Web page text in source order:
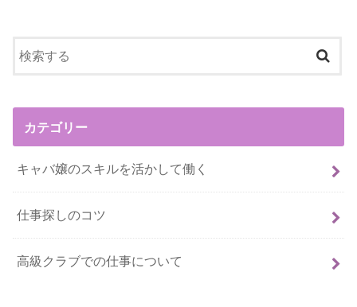
カテゴリー
キャバ嬢のスキルを活かして働く
仕事探しのコツ
高級クラブでの仕事について